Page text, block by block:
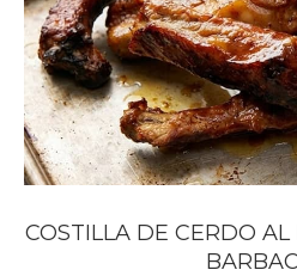
COSTILLA DE CERDO